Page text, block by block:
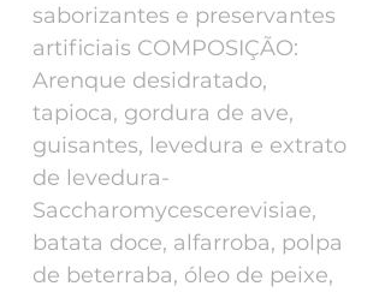
saborizantes e preservantes
artificiais COMPOSIÇÃO:
Arenque desidratado,
tapioca, gordura de ave,
guisantes, levedura e extrato
de levedura-
Saccharomycescerevisiae,
batata doce, alfarroba, polpa
de beterraba, óleo de peixe,